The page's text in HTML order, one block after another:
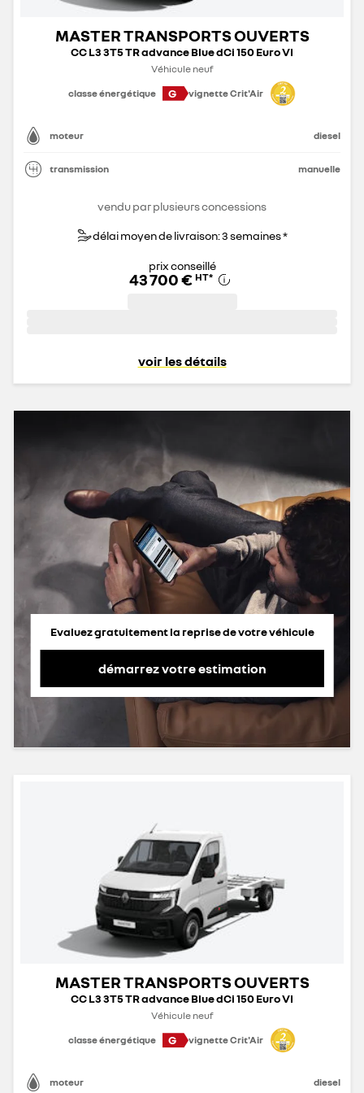
MASTER TRANSPORTS OUVERTS
CC L3 3T5 TR advance Blue dCi 150 Euro VI
Véhicule neuf
classe énergétique
G vignette Crit'Air
moteur diesel
transmission manuelle
vendu par plusieurs concessions
délai moyen de livraison: 3 semaines *
prix conseillé
43 700 € HT*
voir les détails
Evaluez gratuitement la reprise de votre véhicule
démarrez votre estimation
MASTER TRANSPORTS OUVERTS
CC L3 3T5 TR advance Blue dCi 150 Euro VI
Véhicule neuf
classe énergétique
G vignette Crit'Air
moteur diesel